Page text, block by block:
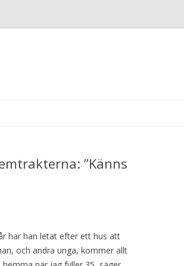
”Känns
har han letat efter ett hus att
och andra unga, kommer allt